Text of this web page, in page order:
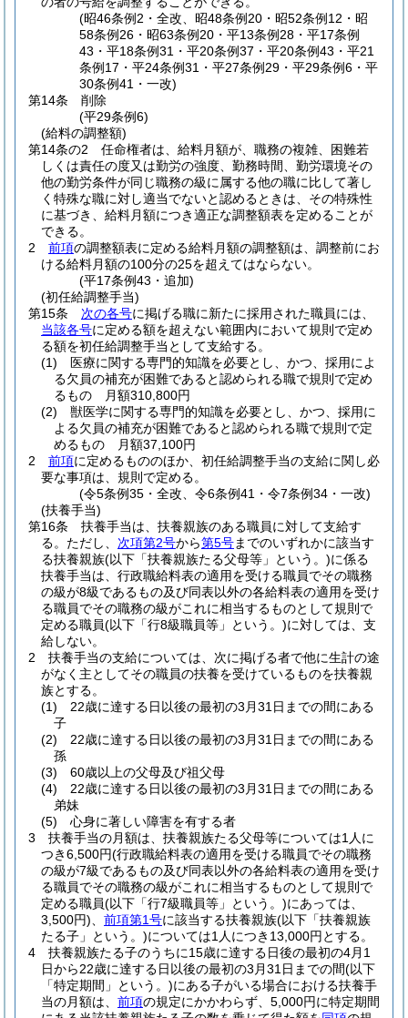
(昭46条例2・全改、昭48条例20・昭52条例12・昭
58条例26・昭63条例20・平13条例28・平17条例
43・平18条例31・平20条例37・平20条例43・平21
条例17・平24条例31・平27条例29・平29条例6・平
30条例41・一改)
第14条
削除
(平29条例6)
(給料の調整額)
第14条の2
任命権者は、給料月額が、職務の複雑、困難若
しくは責任の度又は勤労の強度、勤務時間、勤労環境その
他の勤労条件が同じ職務の級に属する他の職に比して著し
く特殊な職に対し適当でないと認めるときは、その特殊性
に基づき、給料月額につき適正な調整額表を定めることが
できる。
2
前項の調整額表に定める給料月額の調整額は、調整前にお
ける給料月額の100分の25を超えてはならない。
(平17条例43・追加)
(初任給調整手当)
第15条
次の各号に掲げる職に新たに採用された職員には、
当該各号に定める額を超えない範囲内において規則で定め
る額を初任給調整手当として支給する。
(1)
医療に関する専門的知識を必要とし、かつ、採用によ
る欠員の補充が困難であると認められる職で規則で定め
るもの 月額310,800円
(2)
獣医学に関する専門的知識を必要とし、かつ、採用に
よる欠員の補充が困難であると認められる職で規則で定
めるもの 月額37,100円
2
前項に定めるもののほか、初任給調整手当の支給に関し必
要な事項は、規則で定める。
(令5条例35・全改、令6条例41・令7条例34・一改)
(扶養手当)
第16条
扶養手当は、扶養親族のある職員に対して支給す
る。 ただし、 次項第2号から第5号までのいずれかに該当す
る扶養親族(以下「扶養親族たる父母等」という。)に係る
扶養手当は、行政職給料表の適用を受ける職員でその職務
の級が8級であるもの及び同表以外の各給料表の適用を受け
る職員でその職務の級がこれに相当するものとして規則で
定める職員(以下「行8級職員等」という。)に対しては、支
給しない。
2
扶養手当の支給については、次に掲げる者で他に生計の途
がなく主としてその職員の扶養を受けているものを扶養親
族とする。
(1)
22歳に達する日以後の最初の3月31日までの間にある
子
(2)
22歳に達する日以後の最初の3月31日までの間にある
孫
(3)
60歳以上の父母及び祖父母
(4)
22歳に達する日以後の最初の3月31日までの間にある
弟妹
(5)
心身に著しい障害を有する者
3
扶養手当の月額は、扶養親族たる父母等については1人に
つき6,500円(行政職給料表の適用を受ける職員でその職務
の級が7級であるもの及び同表以外の各給料表の適用を受け
る職員でその職務の級がこれに相当するものとして規則で
定める職員(以下「行7級職員等」という。)にあっては、
3,500円)
前項第1号に該当する扶養親族(以下「扶養親族
たる子」という。)については1人につき13,000円とする。
4
扶養親族たる子のうちに15歳に達する日後の最初の4月1
日から22歳に達する日以後の最初の3月31日までの間(以下
「特定期間」という。)にある子がいる場合における扶養手
当の月額は、 前項の規定にかかわらず、5,000円に特定期間